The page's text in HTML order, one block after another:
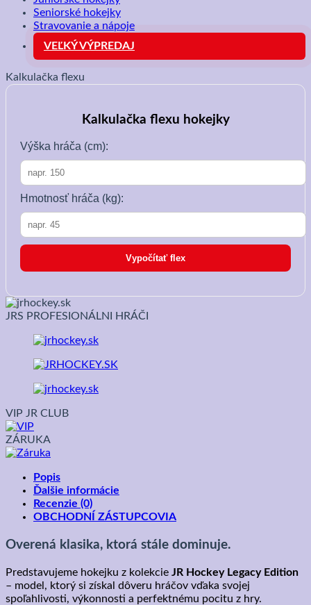
Seniorské hokejky
Stravovanie a nápoje
VEĽKÝ VÝPREDAJ
Kalkulačka flexu
Kalkulačka flexu hokejky
Výška hráča (cm):
Hmotnosť hráča (kg):
Vypočítať flex
JRS PROFESIONÁLNI HRÁČI
VIP JR CLUB
ZÁRUKA
Popis
Ďalšie informácie
Recenzie (0)
OBCHODNÍ ZÁSTUPCOVIA
Overená klasika, ktorá stále dominuje.
Predstavujeme hokejku z kolekcie JR Hockey Legacy Edition
– model, ktorý si získal dôveru hráčov vďaka svojej
spoľahlivosti, výkonnosti a perfektnému pocitu z hry.